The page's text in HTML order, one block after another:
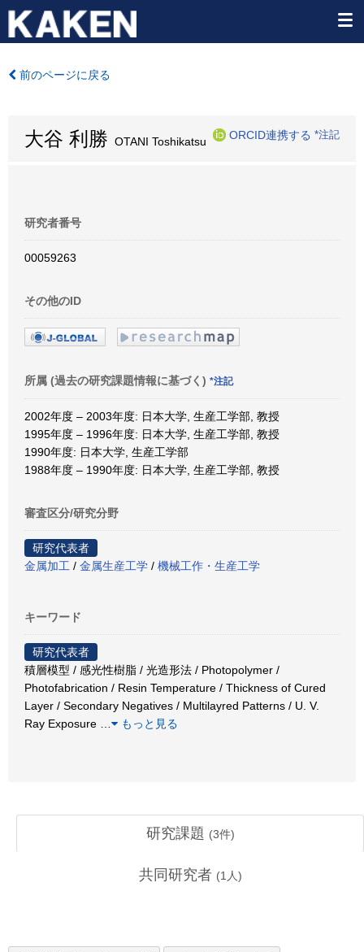
前のページに戻る
大谷 利勝 OTANI Toshikatsu
ORCID連携する *注記
研究者番号
00059263
その他のID
所属 (過去の研究課題情報に基づく) *注記
2002年度 – 2003年度: 日本大学, 生産工学部, 教授
1995年度 – 1996年度: 日本大学, 生産工学部, 教授
1990年度: 日本大学, 生産工学部
1988年度 – 1990年度: 日本大学, 生産工学部, 教授
審査区分/研究分野
研究代表者
金属加工 / 金属生産工学 / 機械工作・生産工学
キーワード
研究代表者
積層模型 / 感光性樹脂 / 光造形法 / Photopolymer /
Photofabrication / Resin Temperature / Thickness of Cured
Layer / Secondary Negatives / Multilayred Patterns / U. V.
Ray Exposure
もっと見る
研究課題 (3件)
共同研究者 (1 人)